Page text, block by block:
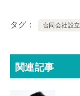
タグ 合同会社設立
関連記事